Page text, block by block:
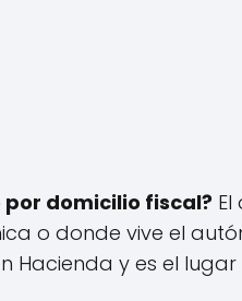
por domicilio fiscal?
o donde vive el
Hacienda y es el